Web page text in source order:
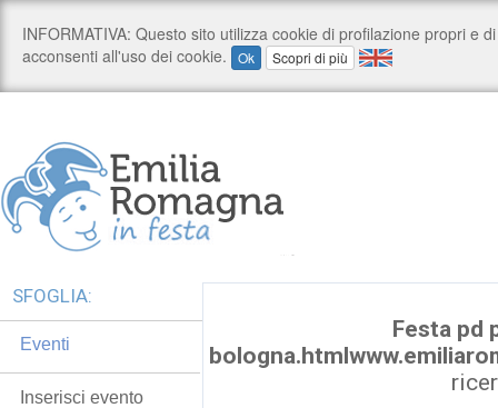
Festa pd
SFOGLIA:
Eventi
Inserisci evento